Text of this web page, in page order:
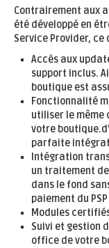
Contrairement aux
été développé en
Service Provider,
Accès aux
support inclus.
boutique est
Fonctionnalité
utiliser le même
votre
parfaite
Intégration
un traitement
dans le fond
paiement du PSP
Modules
Suivi et gestion
office de votre